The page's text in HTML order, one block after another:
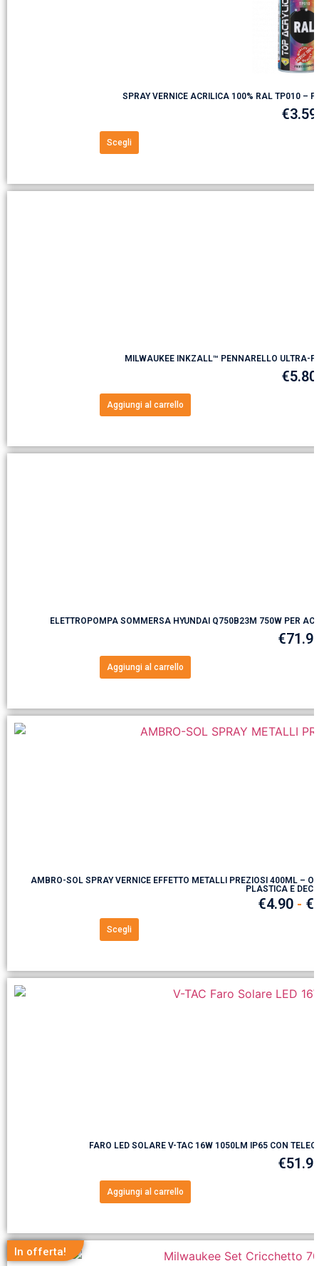
SPRAY VERNICE ACRILICA 100% RAL TP010 –
€3.59
Scegli
MILWAUKEE INKZALL™ PENNARELLO ULTRA-
€5.80
Aggiungi al carrello
ELETTROPOMPA SOMMERSA HYUNDAI Q750B23M 750W PER
€
Aggiungi al carrello
AMBRO-SOL SPRAY VERNICE EFFETTO METALLI PREZIOSI 400ML –
PLASTICA E
€4.90 - €
Scegli
FARO LED SOLARE V-TAC 16W 1050LM IP65 CON
€
Aggiungi al carrello
In offerta!